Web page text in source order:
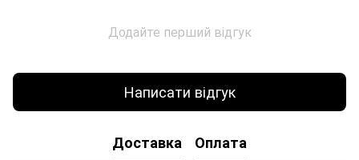
Додайте перший відгук
Написати відгук
Доставка Оплата